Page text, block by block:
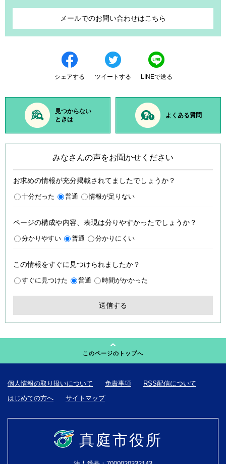
メールでのお問い合わせはこちら
シェアする ツイートする LINEで送る
見つからない
ときは
よくある質問
みなさんの声をお聞かせください
お求めの情報が充分掲載されてましたでしょうか？
十分だった 普通 情報が足りない
ページの構成や内容、表現は分りやすかったでしょうか？
分かりやすい 普通 分かりにくい
この情報をすぐに見つけられましたか？
すぐに見つけた 普通 時間がかかった
このページのトップへ
個人情報の取り扱いについて 免責事項
RSS配信について
はじめての方へ
サイトマップ
真庭市役所